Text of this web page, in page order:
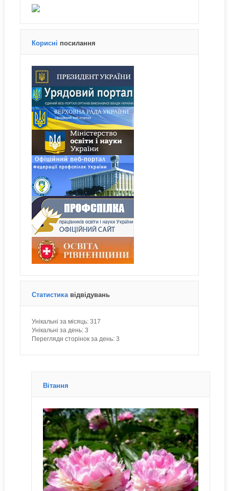
Корисні посилання
Статистика відвідувань
Унікальні за місяць: 317
Унікальні за день: 3
Перегляди сторінок за день: 3
Вітання